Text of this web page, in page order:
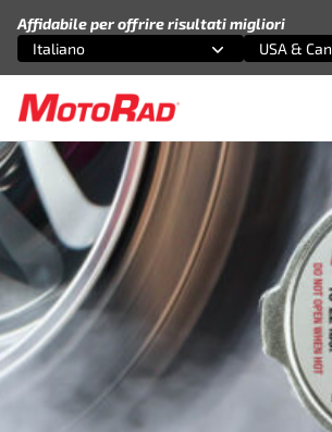
Affidabile per offrire risultati migliori
Seleziona un'opzione
Italiano
Seleziona un'opzione
USA &